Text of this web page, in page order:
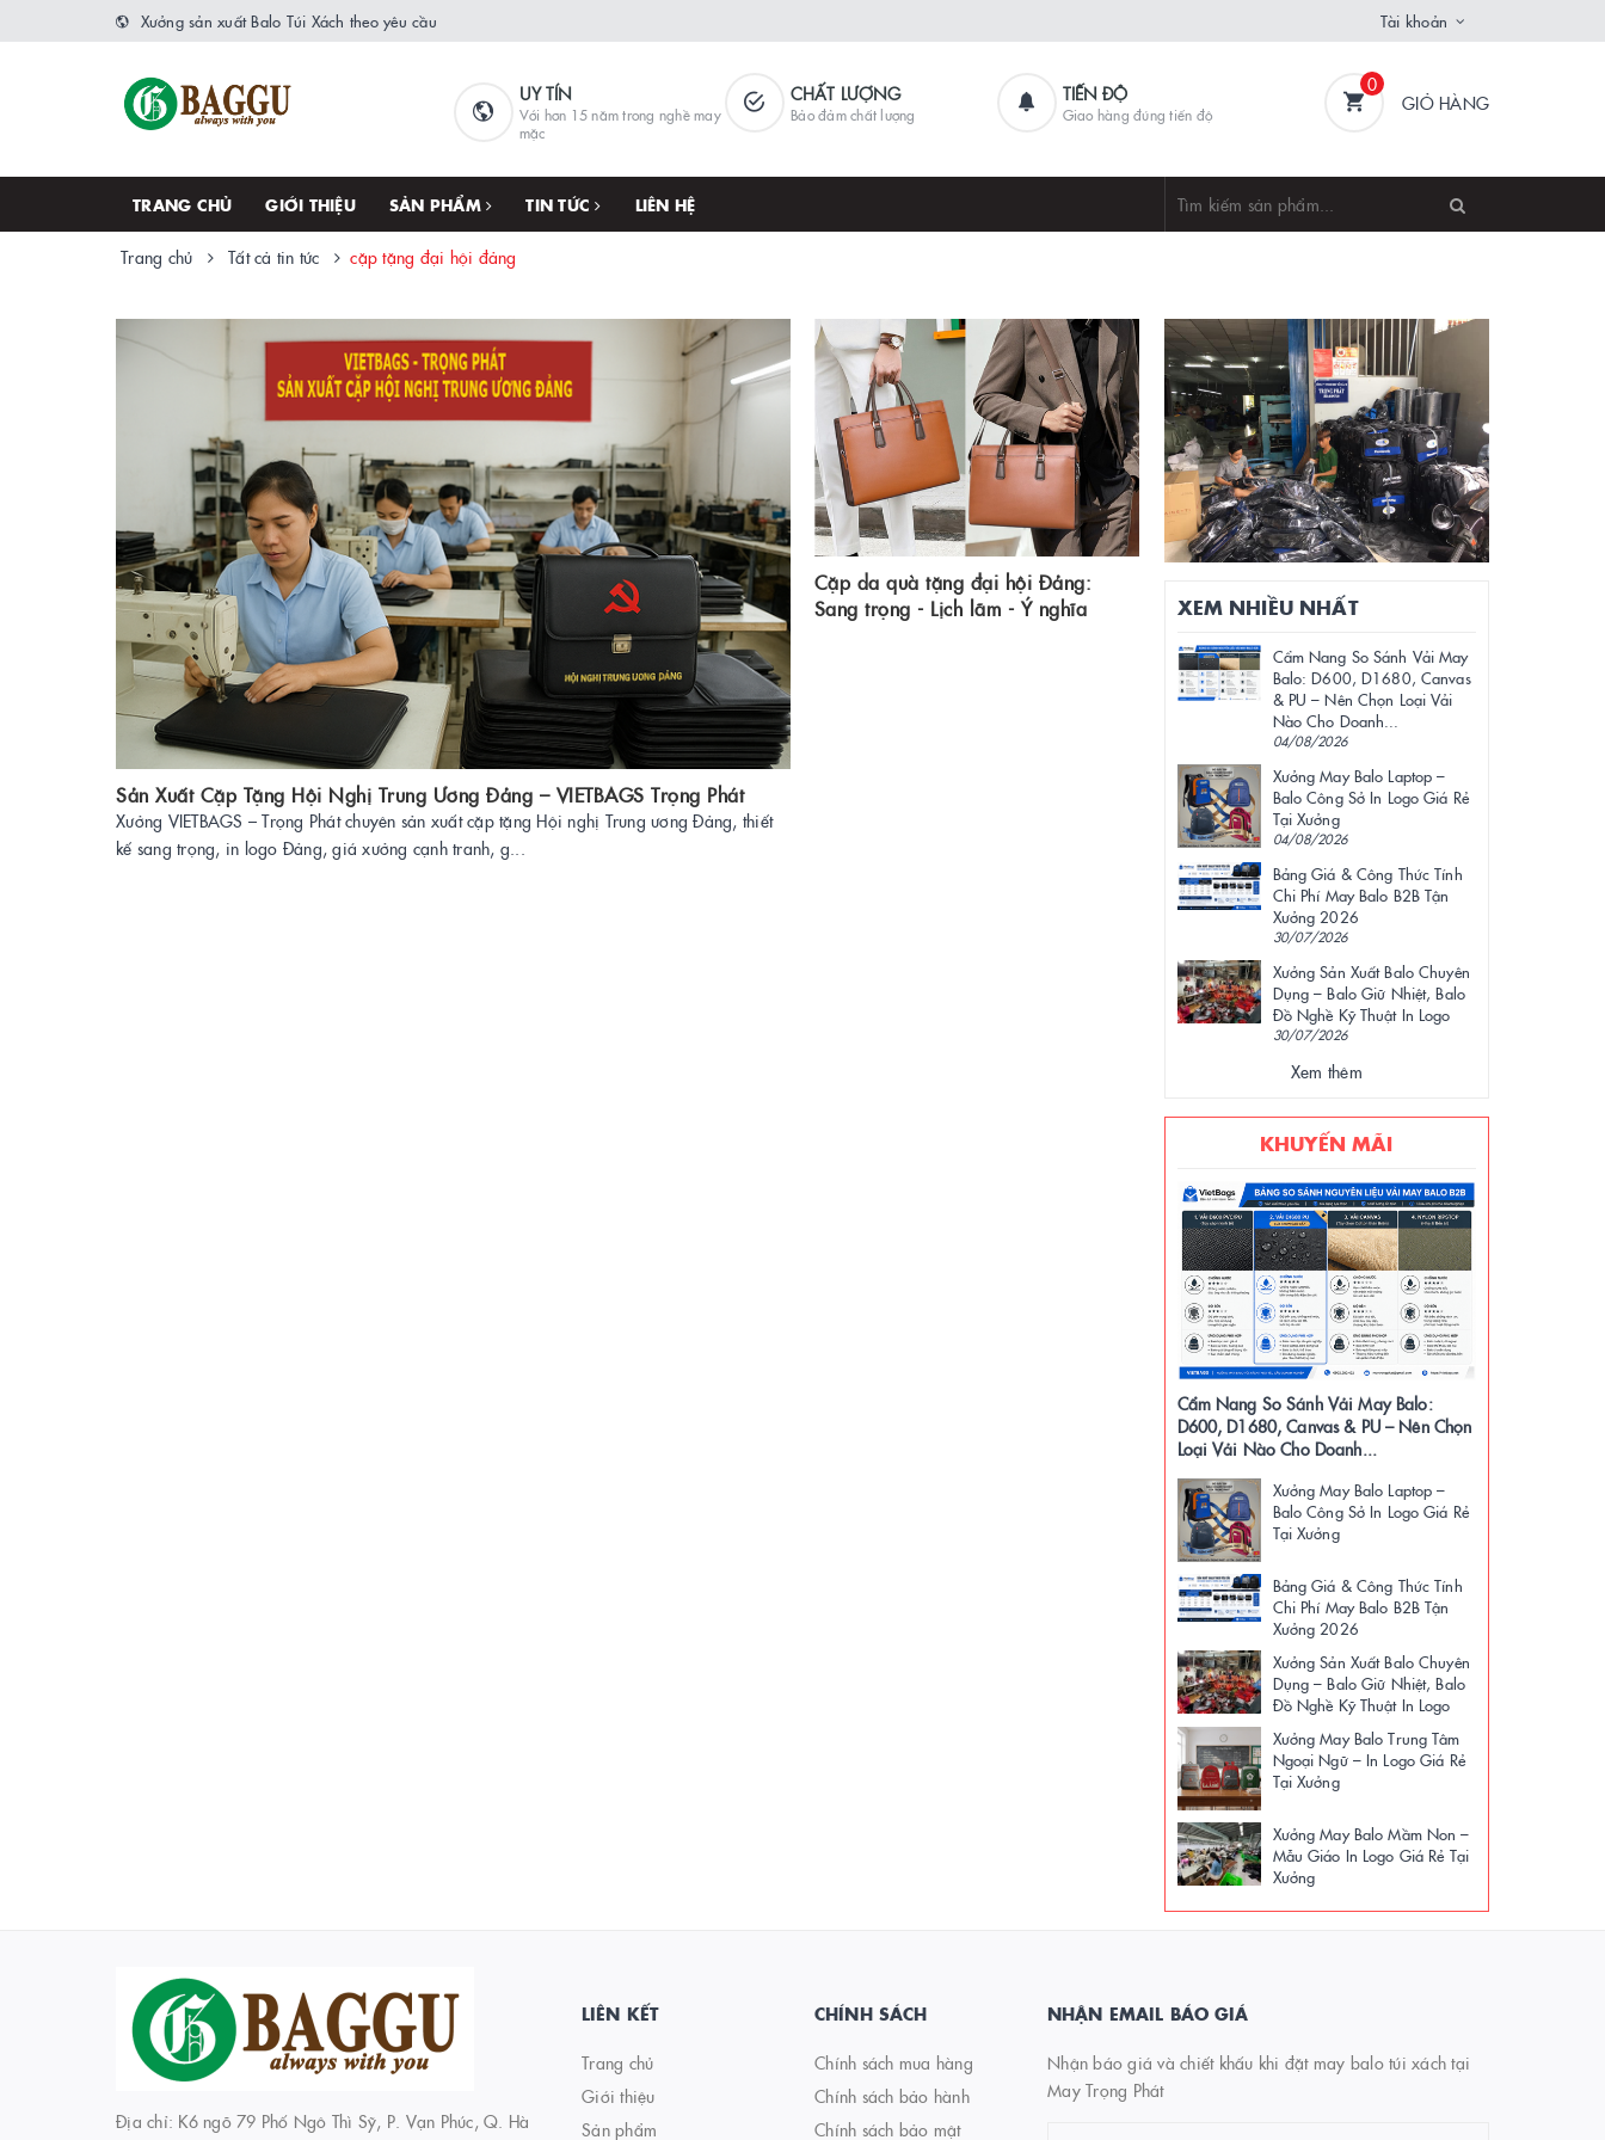
Xưởng sản xuất Balo Túi Xách theo yêu cầu Tài khoản
UY TÍN
Với hơn 15 năm trong nghề may
mặc
CHẤT LƯỢNG
Bảo đảm chất lượng
TIẾN ĐỘ
Giao hàng đúng tiến độ
0
GIỎ HÀNG
TRANG CHỦ GIỚI THIỆU SẢN PHẨM TIN TỨC LIÊN HỆ
Trang chủ Tất cả tin tức cặp tặng đại hội đảng
Sản Xuất Cặp Tặng Hội Nghị Trung Ương Đảng – VIETBAGS Trọng Phát
Xưởng VIETBAGS – Trọng Phát chuyên sản xuất cặp tặng Hội nghị Trung ương Đảng, thiết
kế sang trọng, in logo Đảng, giá xưởng cạnh tranh, g...
Cặp da quà tặng đại hội Đảng:
Sang trọng - Lịch lãm - Ý nghĩa
XEM NHIỀU NHẤT
Cẩm Nang So Sánh Vải May
Balo: D600, D1680, Canvas
& PU – Nên Chọn Loại Vải
Nào Cho Doanh...
04/08/2026
Xưởng May Balo Laptop –
Balo Công Sở In Logo Giá Rẻ
Tại Xưởng
04/08/2026
Bảng Giá & Công Thức Tính
Chi Phí May Balo B2B Tận
Xưởng 2026
30/07/2026
Xưởng Sản Xuất Balo Chuyên
Dụng – Balo Giữ Nhiệt, Balo
Đồ Nghề Kỹ Thuật In Logo
30/07/2026
Xem thêm
KHUYẾN MÃI
Cẩm Nang So Sánh Vải May Balo:
D600, D1680, Canvas & PU – Nên Chọn
Loại Vải Nào Cho Doanh...
Xưởng May Balo Laptop –
Balo Công Sở In Logo Giá Rẻ
Tại Xưởng
Bảng Giá & Công Thức Tính
Chi Phí May Balo B2B Tận
Xưởng 2026
Xưởng Sản Xuất Balo Chuyên
Dụng – Balo Giữ Nhiệt, Balo
Đồ Nghề Kỹ Thuật In Logo
Xưởng May Balo Trung Tâm
Ngoại Ngữ – In Logo Giá Rẻ
Tại Xưởng
Xưởng May Balo Mầm Non –
Mẫu Giáo In Logo Giá Rẻ Tại
Xưởng
Địa chỉ: K6 ngõ 79 Phố Ngô Thì Sỹ, P. Vạn Phúc, Q. Hà
LIÊN KẾT
Trang chủ
Giới thiệu
Sản phẩm
CHÍNH SÁCH
Chính sách mua hàng
Chính sách bảo hành
Chính sách bảo mật
NHẬN EMAIL BÁO GIÁ
Nhận báo giá và chiết khấu khi đặt may balo túi xách tại
May Trọng Phát